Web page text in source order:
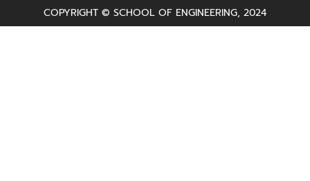
COPYRIGHT © SCHOOL OF ENGINEERING, 2024